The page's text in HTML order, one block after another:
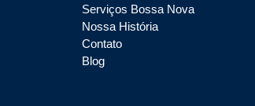
Serviços Bossa Nova
Nossa História
Contato
Blog